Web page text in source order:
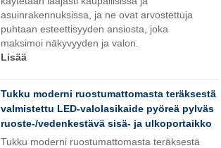
asuinrakennuksissa, ja ne ovat arvostettuja
puhtaan esteettisyyden ansiosta, joka
maksimoi näkyvyyden ja valon.
Lisää
Tukku moderni ruostumattomasta teräksestä
valmistettu LED-valolasikaide pyöreä pylväs
ruoste-/vedenkestävä sisä- ja ulkoportaikko
Tukku moderni ruostumattomasta teräksestä